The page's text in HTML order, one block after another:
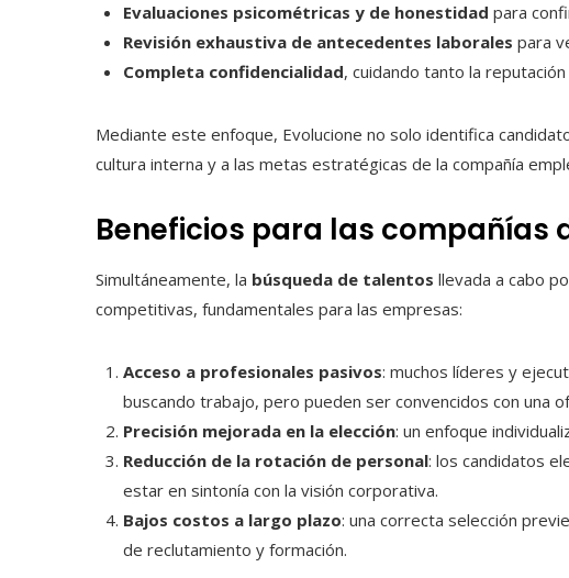
Evaluaciones psicométricas y de honestidad para
Revisión exhaustiva de antecedentes laborales para
Completa confidencialidad, cuidando tanto la
Mediante este enfoque, Evolucione no solo identifica
cultura interna y a las metas estratégicas de la compañía
Beneficios para las compañías
Simultáneamente, la búsqueda de talentos llevada a cabo
competitivas, fundamentales para las empresas:
Acceso a profesionales pasivos: muchos líderes y
buscando trabajo, pero pueden ser convencidos con una
Precisión mejorada en la elección: un enfoque
Reducción de la rotación de personal: los candidatos
estar en sintonía con la visión corporativa.
Bajos costos a largo plazo: una correcta selección
de reclutamiento y formación.